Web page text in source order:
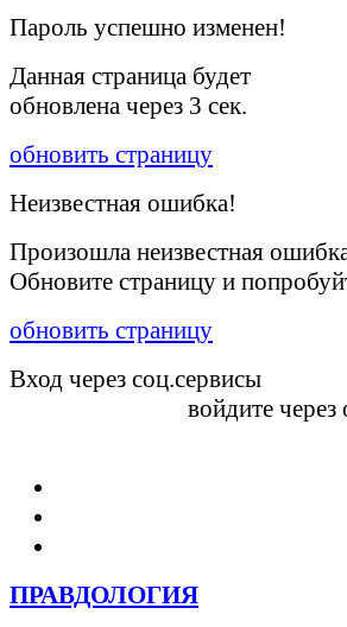
Пароль успешно изменен!
Данная страница будет
обновлена через 3 сек.
обновить страницу
Неизвестная ошибка!
Произошла неизвестная
Обновите страницу и
обновить страницу
Вход через соц.сервисы
войдите через
ПРАВДОЛОГИЯ